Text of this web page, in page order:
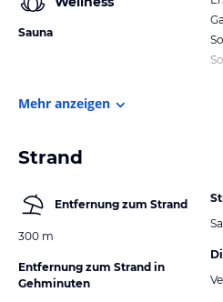
Sauna
Mehr anzeigen
Strand
Entfernung zum Strand
300 m
Entfernung zum Strand in
Gehminuten